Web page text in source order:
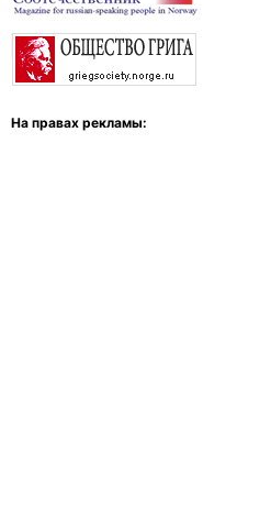
На правах рекламы: